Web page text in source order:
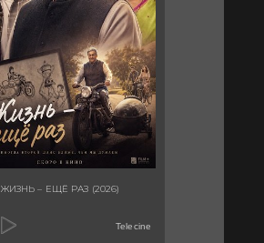
ЖИЗНЬ – ЕЩЁ РАЗ (2026)
Telecine